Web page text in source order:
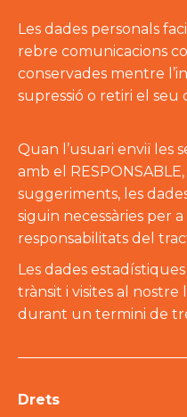
Les dades personals
rebre comunicacions
conservades mentre
supressió o retiri el seu
Quan l’usuari enviï les
amb el
suggeriments, les
siguin necessàries per
responsabilitats del
Les dades estadístiques
trànsit i visites al nostre
durant un termini de
Drets